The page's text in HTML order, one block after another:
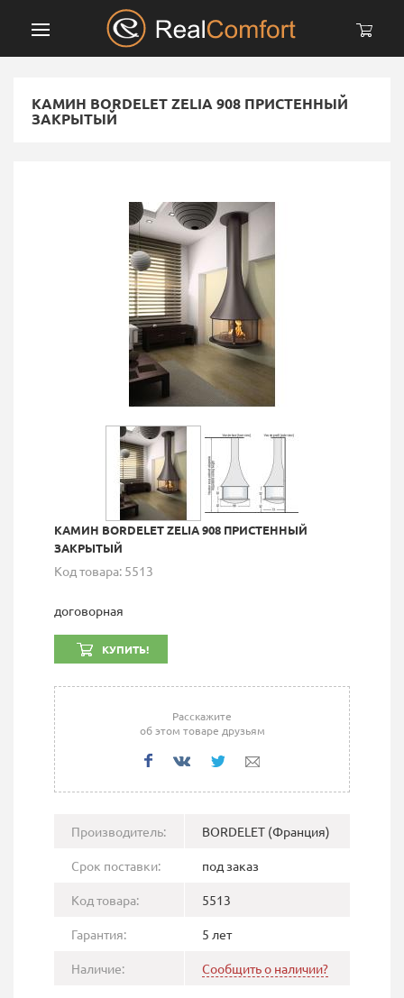
КАМИН BORDELET ZELIA 908 ПРИСТЕННЫЙ
ЗАКРЫТЫЙ
КАМИН BORDELET ZELIA 908 ПРИСТЕННЫЙ
ЗАКРЫТЫЙ
Код товара: 5513
договорная
КУПИТЬ!
Расскажите
об этом товаре друзьям
Производитель: BORDELET (Франция)
Срок поставки: под заказ
Код товара: 5513
Гарантия: 5 лет
Наличие: Сообщить о наличии?